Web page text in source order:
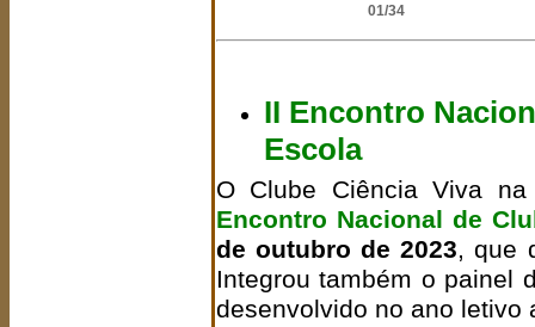
02/34
II Encontro
Escola
O Clube Ciência Viva
Encontro Nacional de
de outubro de 2023, que
Integrou também o painel
desenvolvido no ano letivo